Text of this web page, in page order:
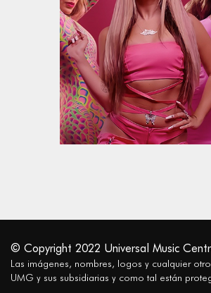
© Copyright 2022 Universal Music
Las imágenes, nombres, logos y cualquier
UMG y sus subsidiarias y como tal están